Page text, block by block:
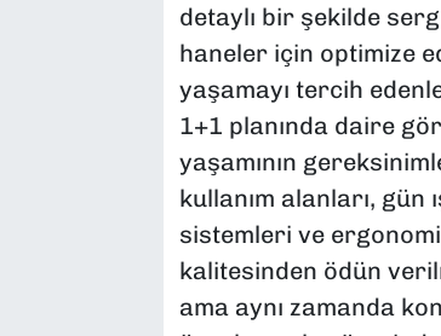
detaylı bir şekilde
haneler için optimize
yaşamayı tercih
1+1 planında daire
yaşamının
kullanım alanları, gün
sistemleri ve
kalitesinden ödün
ama aynı zamanda